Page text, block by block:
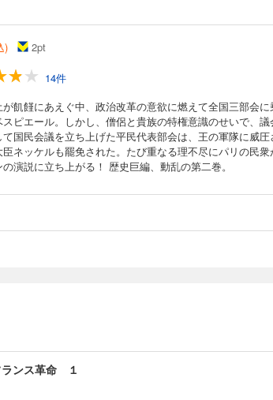
) 2pt
14件
飢饉にあえぐ中、政治改革の意欲に燃えて全国三部会に
ピエール。しかし、僧侶と貴族の特権意識のせいで、議
国民会議を立ち上げた平民代表部会は、王の軍隊に威
臣ネッケルも罷免された。たび重なる理不尽にパリの民
演説に立ち上がる！ 歴史巨編、動乱の第二巻。
ンス革命 １